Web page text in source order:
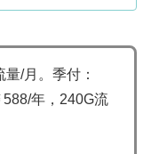
/月。季付：
年，240G流